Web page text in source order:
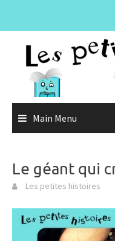
Main Menu
Le géant qui
Les petites histoires